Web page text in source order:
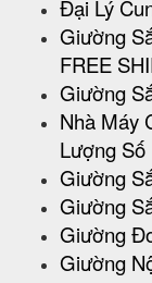
Đại Lý
Giường
FREE
Giường
Nhà Máy
Lượng Số
Giường
Giường
Giường
Giường